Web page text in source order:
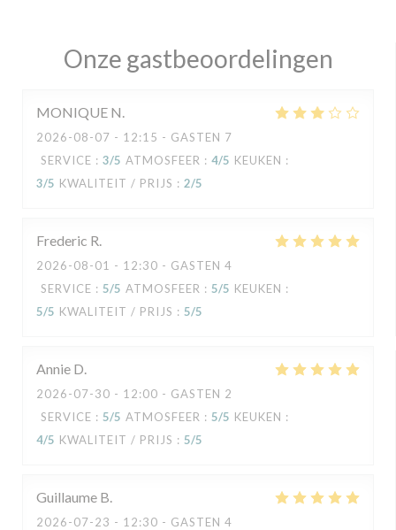
Onze gastbeoordelingen
MONIQUE N
2026-08-07 - 12:15 - GASTEN 7
SERVICE : 3/5 ATMOSFEER : 4/5 KEUKEN :
3/5 KWALITEIT / PRIJS : 2/5
Frederic R
2026-08-01 - 12:30 - GASTEN 4
SERVICE : 5/5 ATMOSFEER : 5/5 KEUKEN :
5/5 KWALITEIT / PRIJS : 5/5
Annie D
2026-07-30 - 12:00 - GASTEN 2
SERVICE : 5/5 ATMOSFEER : 5/5 KEUKEN :
4/5 KWALITEIT / PRIJS : 5/5
Guillaume B
2026-07-23 - 12:30 - GASTEN 4